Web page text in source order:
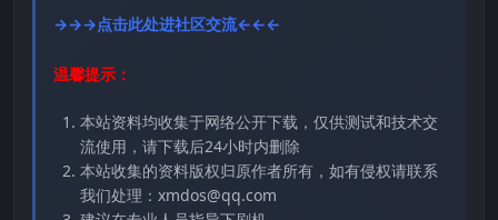
→→→点击此处进社区交流←←←
温馨提示：
本站资料均收集于网络公开下载，仅供测试和技术交
流使用，请下载后24小时内删除
本站收集的资料版权归原作者所有，如有侵权请联系
我们处理：xmdos@qq.com